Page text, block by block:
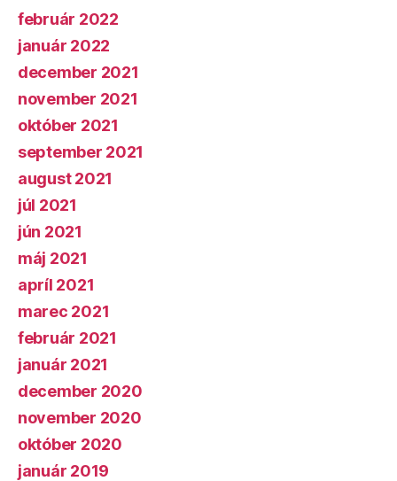
február 2022
január 2022
december 2021
november 2021
október 2021
september 2021
august 2021
júl 2021
jún 2021
máj 2021
apríl 2021
marec 2021
február 2021
január 2021
december 2020
november 2020
október 2020
január 2019